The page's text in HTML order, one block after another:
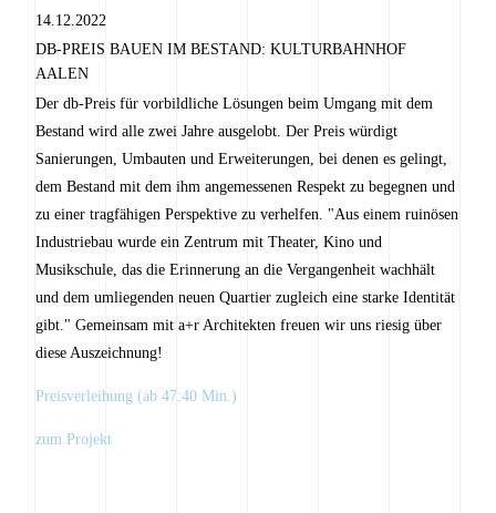
14.12.2022
DB-PREIS BAUEN IM BESTAND: KULTURBAHNHOF
AALEN
Der db-Preis für vorbildliche Lösungen beim Umgang mit dem
Bestand wird alle zwei Jahre ausgelobt. Der Preis würdigt
Sanierungen, Umbauten und Erweiterungen, bei denen es gelingt,
dem Bestand mit dem ihm angemessenen Respekt zu begegnen und
zu einer tragfähigen Perspektive zu verhelfen. "Aus einem ruinösen
Industriebau wurde ein Zentrum mit Theater, Kino und
Musikschule, das die Erinnerung an die Vergangenheit wachhält
und dem umliegenden neuen Quartier zugleich eine starke Identität
gibt." Gemeinsam mit a+r Architekten freuen wir uns riesig über
diese Auszeichnung!
Preisverleihung (ab 47:40 Min.)
zum Projekt